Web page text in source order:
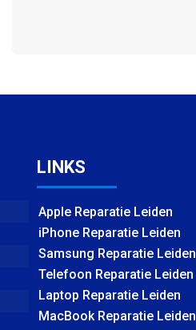
LINKS
Apple Reparatie Leiden
iPhone Reparatie Leiden
Samsung Reparatie Leiden
Telefoon Reparatie Leiden
Laptop Reparatie Leiden
MacBook Reparatie Leiden